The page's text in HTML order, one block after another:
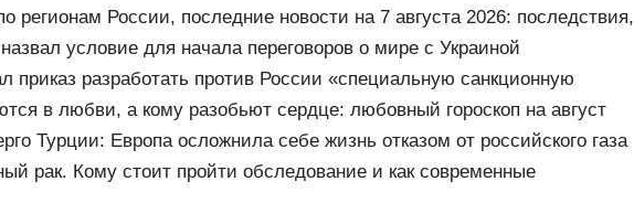
регионам России, последние новости на 7 августа 2026: последствия,
Wildberries, состояние пострадавших
условие для начала переговоров о мире с Украиной
приказ разработать против России «специальную санкционную
в любви, а кому разобьют сердце: любовный гороскоп на август
Турции: Европа осложнила себе жизнь отказом от российского газа
рак. Кому стоит пройти обследование и как современные